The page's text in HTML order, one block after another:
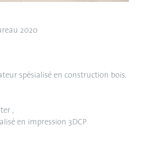
2020
spésialisé en construction bois.
,
en impression 3DCP